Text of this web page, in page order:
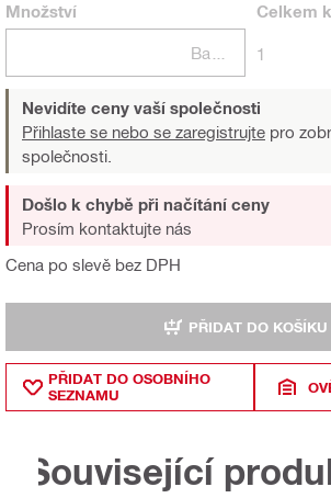
Množství Celkem
1
Nevidíte ceny vaší společnosti
Přihlaste se nebo se zaregistrujte pro
společnosti.
Cena po slevě bez DPH
Došlo k chybě při načítání ceny
Prosím kontaktujte nás
PŘIDAT DO KOŠÍKU
PŘIDAT DO OSOBNÍHO
SEZNAMU
Související